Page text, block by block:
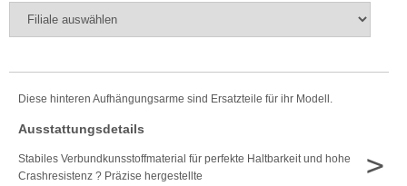
Diese hinteren Aufhängungsarme sind Ersatzteile für ihr Modell.
Ausstattungsdetails
Stabiles Verbundkunsstoffmaterial für perfekte Haltbarkeit und hohe
Crashresistenz ? Präzise hergestellte
>